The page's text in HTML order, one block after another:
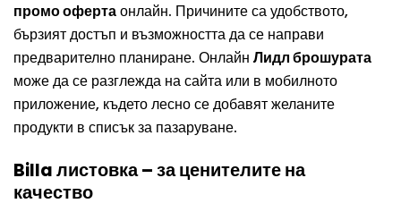
промо офертаонлайн. Причините са удобството,
бързият достъп и възможността да се направи
предварително планиране. Онлайн Лидл брошурата
може да се разглежда на сайта или в мобилното
приложение, където лесно се добавят желаните
продукти в списък за пазаруване.
Billa листовка – за ценителите на
качество